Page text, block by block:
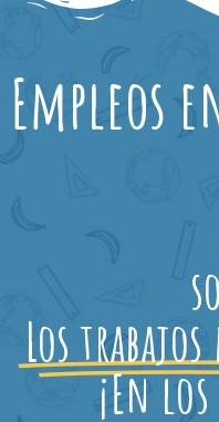
Empleos
Los
¡En